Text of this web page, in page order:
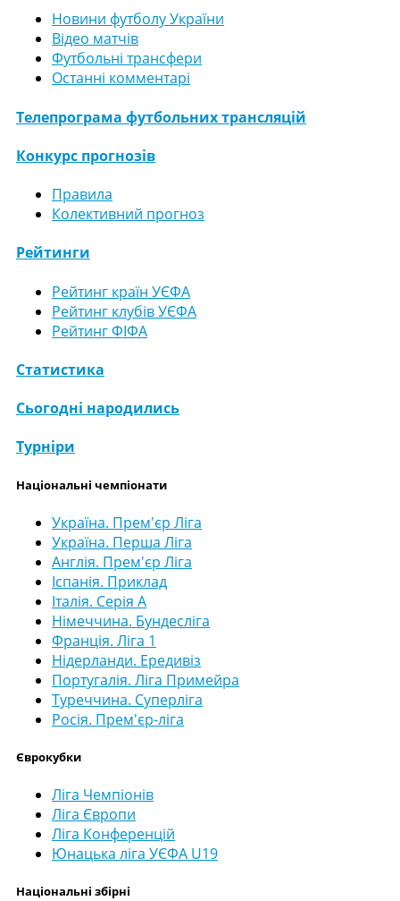
Новини футболу України
Відео матчів
Футбольні трансфери
Останні комментарі
Телепрограма футбольних трансляцій
Конкурс прогнозів
Правила
Колективний прогноз
Рейтинги
Рейтинг країн УЄФА
Рейтинг клубів УЄФА
Рейтинг ФІФА
Статистика
Сьогодні народились
Турніри
Національні чемпіонати
Україна. Прем'єр Ліга
Україна. Перша Ліга
Англія. Прем'єр Ліга
Іспанія. Приклад
Італія. Серія А
Німеччина. Бундесліга
Франція. Ліга 1
Нідерланди. Ередивіз
Португалія. Ліга Примейра
Туреччина. Суперліга
Росія. Прем'єр-ліга
Єврокубки
Ліга Чемпіонів
Ліга Європи
Ліга Конференцій
Юнацька ліга УЄФА U19
Національні збірні